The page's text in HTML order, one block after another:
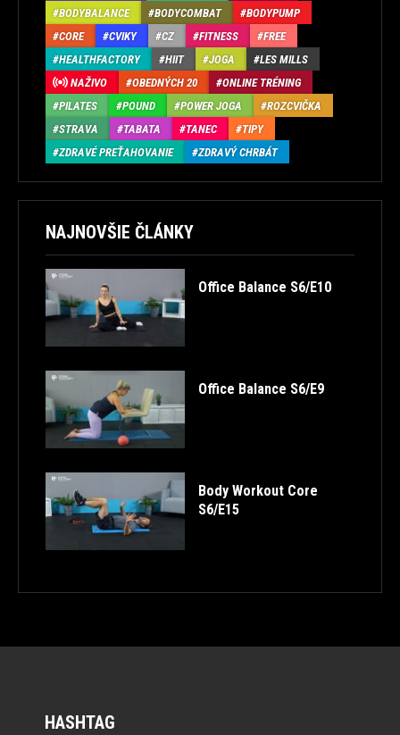
BODYBALANCE
BODYCOMBAT
BODYPUMP
CORE
CVIKY CZ FITNESS
FREE
HEALTHFACTORY
HIIT JOGA
LES MILLS
NAŽIVO
OBEDNÝCH 20
ONLINE TRÉNING
PILATES
POUND POWER JOGA
ROZCVIČKA
STRAVA
TABATA TANEC
TIPY
ZDRAVÉ PREŤAHOVANIE
ZDRAVÝ CHRBÁT
NAJNOVŠIE ČLÁNKY
Office Balance S6/E10
Office Balance S6/E9
Body Workout Core
S6/E15
HASHTAG